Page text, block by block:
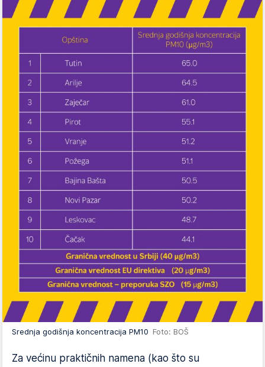
Srednja godišnja koncentracija PM10 Foto: BOŠ
Za većinu praktičnih namena (kao što su